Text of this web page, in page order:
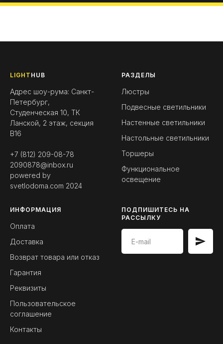
LIGHT HUB
Адрес шоу-рума: Санкт-
Петербург,
Студенческая 10, ТК
Ланской, 2 этаж, секция
B16
+7 (812) 209-08-78
2090878@inbox.ru
powered by
svetlodoma.com 2024
РАЗДЕЛЫ
Люстры
Подвесные светильники
Настенные светильники
Настольные светильники
Торшеры
Функциональное
освещение
ИНФОРМАЦИЯ
Оплата
Доставка
Возврат товара или отказ
Гарантия
Реквизиты
Пользовательское
соглашение
Контакты
ПОДПИШИТЕСЬ НА
РАССЫЛКУ